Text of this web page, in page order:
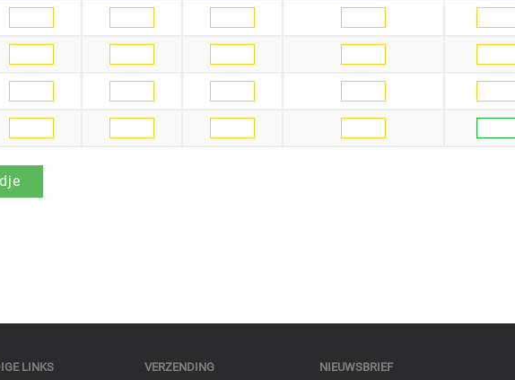
LINKS VERZENDING NIEUWSBRIEF